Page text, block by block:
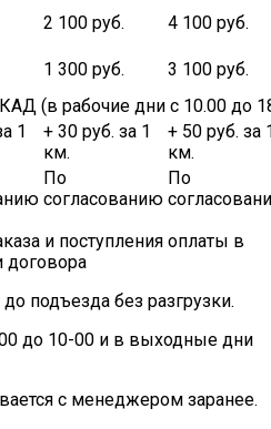
2 100 руб.
4 100 руб.
1 300 руб.
3 100 руб.
(в рабочие дни с 10.00 до
1
+ 30 руб. за 1
км.
+ 50 руб. за
км.
По
согласованию
По
и поступления оплаты в
договора
подъезда без разгрузки.
до 10-00 и в выходные дни
с менеджером заранее.